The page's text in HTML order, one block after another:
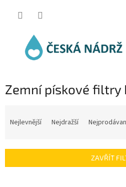
Zemní pískové filtry
í
Nejlevnější Nejdražší
ZAVŘÍT